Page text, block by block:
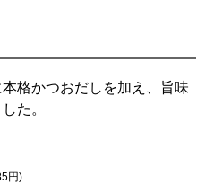
格かつおだしを加え、旨味
た。
円)